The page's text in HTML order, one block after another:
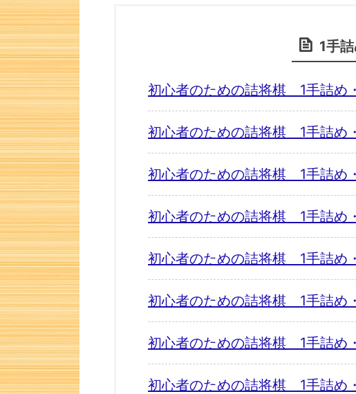
1手
初心者のための詰将棋 1手詰め
初心者のための詰将棋 1手詰
初心者のための詰将棋 1手詰
初心者のための詰将棋 1手詰
初心者のための詰将棋 1手詰
初心者のための詰将棋 1手詰
初心者のための詰将棋 1手詰
初心者のための詰将棋 1手詰